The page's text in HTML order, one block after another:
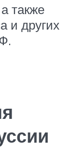
также
и других